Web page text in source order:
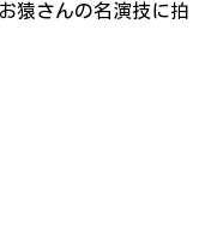
猿さんの名演技に拍